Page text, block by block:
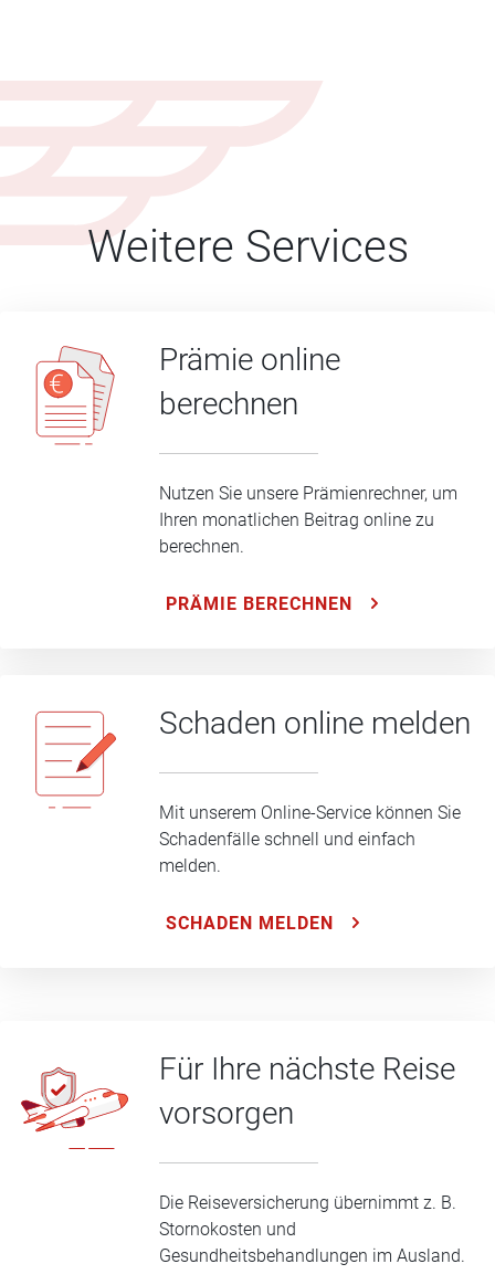
Weitere Services
Prämie online
berechnen
Nutzen Sie unsere Prämienrechner, um
Ihren monatlichen Beitrag online zu
berechnen.
PRÄMIE BERECHNEN
Schaden online melden
Mit unserem Online-Service können Sie
Schadenfälle schnell und einfach
melden.
SCHADEN MELDEN
Für Ihre nächste Reise
vorsorgen
Die Reiseversicherung übernimmt z. B.
Stornokosten und
Gesundheitsbehandlungen im Ausland.